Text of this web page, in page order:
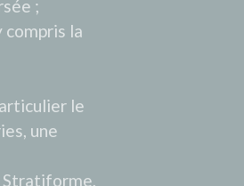
;
compris la
le
une
Stratiforme,